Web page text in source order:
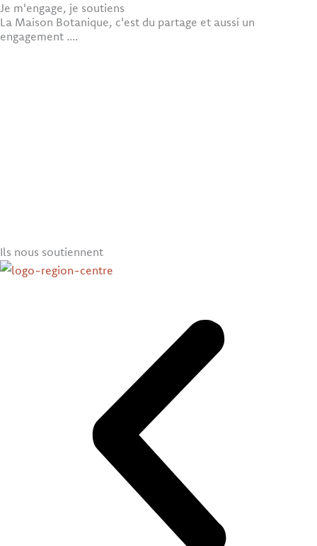
Je m'engage, je soutiens
La Maison Botanique, c'est du partage et aussi un
engagement ....
Ils nous soutiennent